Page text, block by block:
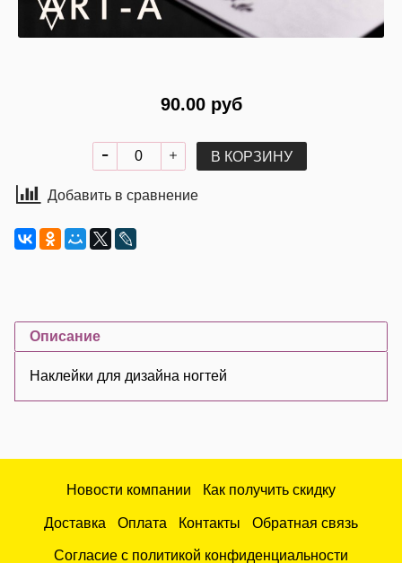
90.00 руб
В КОРЗИНУ
Добавить в сравнение
Описание
Наклейки для дизайна ногтей
Новости компании Как получить скидку
Доставка Оплата Контакты Обратная связь
Согласие с политикой конфиденциальности